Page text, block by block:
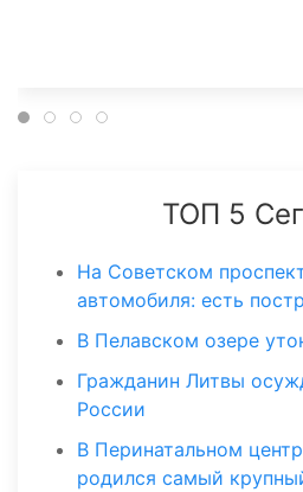
ТОП 5
На Советском
автомобиля: есть
В Пелавском озере
Гражданин Литвы
России
В Перинатальном
родился самый